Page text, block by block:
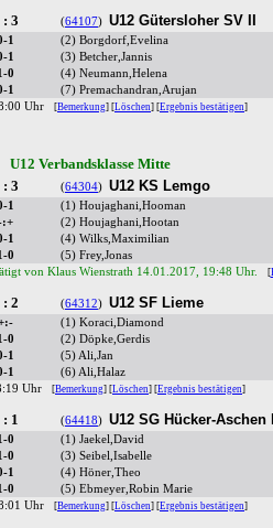
: 3 (64107) U12 Gütersloher SV II
1 (2) Borgdorf,Evelina
1 (3) Betcher,Jannis
0 (4) Neumann,Helena
1 (7) Premachandran,Arujan
Uhr [Bemerkung] [Löschen] [Ergebnis bestätigen]
Verbandsklasse Mitte
: 3 (64304) U12 KS Lemgo
1 (1) Houjaghani,Hooman
:+ (2) Houjaghani,Hootan
1 (4) Wilks,Maximilian
0 (5) Frey,Jonas
von Klaus Wienstrath 14.01.2017, 19:48 Uhr. [
: 2 (64312) U12 SF Lieme
(1) Koraci,Diamond
0 (2) Döpke,Gerdis
1 (5) Ali,Jan
1 (6) Ali,Halaz
Uhr [Bemerkung] [Löschen] [Ergebnis bestätigen]
: 1 (64418) U12 SG Hücker-Aschen II
0 (1) Jaekel,David
0 (3) Seibel,Isabelle
1 (4) Höner,Theo
0 (5) Ebmeyer,Robin Marie
Uhr [Bemerkung] [Löschen] [Ergebnis bestätigen]